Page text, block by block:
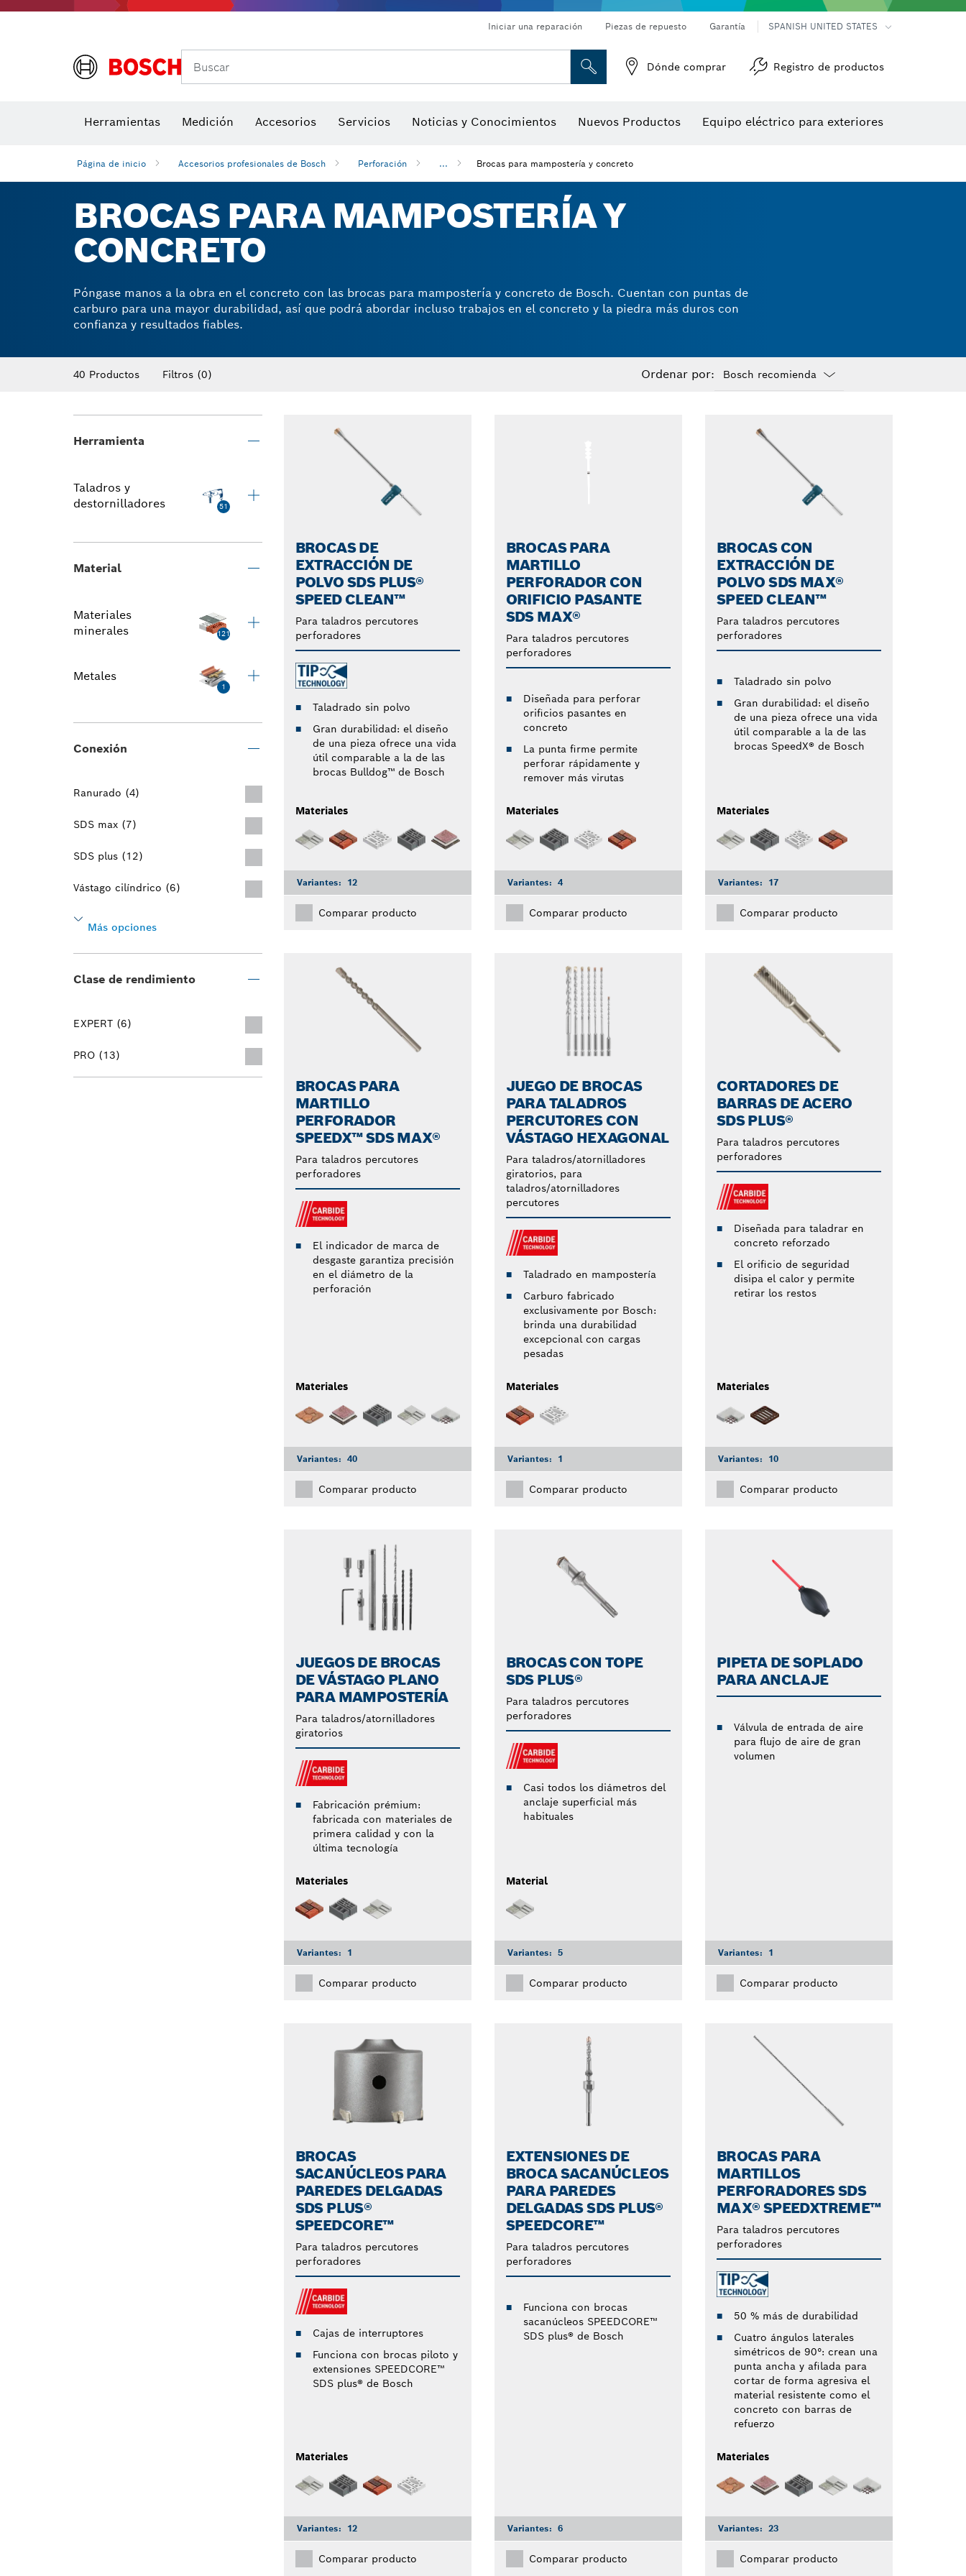
Iniciar una reparación Piezas de repuesto Garantía SPANISH UNITED STATES
Buscar Dónde comprar Registro de productos
Herramientas Medición Accesorios Servicios Noticias y Conocimientos Nuevos Productos Equipo eléctrico para exteriores
Página de inicio Accesorios profesionales de Bosch Perforación ... Brocas para mampostería y concreto
BROCAS PARA MAMPOSTERÍA Y
CONCRETO
Póngase manos a la obra en el concreto con las brocas para mampostería y concreto de Bosch. Cuentan con puntas de
carburo para una mayor durabilidad, así que podrá abordar incluso trabajos en el concreto y la piedra más duros con
confianza y resultados fiables.
40 Productos Filtros (0) Ordenar por:
Herramienta
Taladros y
destornilladores
51
Material
Materiales
minerales
121
Metales
1
Conexión
Ranurado (4)
SDS max (7)
SDS plus (12)
Vástago cilíndrico (6)
Más opciones
Clase de rendimiento
EXPERT (6)
PRO (13)
BROCAS DE
EXTRACCIÓN DE
POLVO SDS PLUS®
SPEED CLEAN™
Para taladros percutores
perforadores
Taladrado sin polvo
Gran durabilidad: el diseño
de una pieza ofrece una vida
útil comparable a la de las
brocas Bulldog™ de Bosch
Materiales
Variantes: 12
Comparar producto
BROCAS PARA
MARTILLO
PERFORADOR CON
ORIFICIO PASANTE
SDS MAX®
Para taladros percutores
perforadores
Diseñada para perforar
orificios pasantes en
concreto
La punta firme permite
perforar rápidamente y
remover más virutas
Materiales
Variantes: 4
Comparar producto
BROCAS CON
EXTRACCIÓN DE
POLVO SDS MAX®
SPEED CLEAN™
Para taladros percutores
perforadores
Taladrado sin polvo
Gran durabilidad: el diseño
de una pieza ofrece una vida
útil comparable a la de las
brocas SpeedX® de Bosch
Materiales
Variantes: 17
Comparar producto
BROCAS PARA
MARTILLO
PERFORADOR
SPEEDX™ SDS MAX®
Para taladros percutores
perforadores
El indicador de marca de
desgaste garantiza precisión
en el diámetro de la
perforación
Materiales
Variantes: 40
Comparar producto
JUEGO DE BROCAS
PARA TALADROS
PERCUTORES CON
VÁSTAGO HEXAGONAL
Para taladros/atornilladores
giratorios, para
taladros/atornilladores
percutores
Taladrado en mampostería
Carburo fabricado
exclusivamente por Bosch:
brinda una durabilidad
excepcional con cargas
pesadas
Materiales
Variantes: 1
Comparar producto
CORTADORES DE
BARRAS DE ACERO
SDS PLUS®
Para taladros percutores
perforadores
Diseñada para taladrar en
concreto reforzado
El orificio de seguridad
disipa el calor y permite
retirar los restos
Materiales
Variantes: 10
Comparar producto
JUEGOS DE BROCAS
DE VÁSTAGO PLANO
PARA MAMPOSTERÍA
Para taladros/atornilladores
giratorios
Fabricación prémium:
fabricada con materiales de
primera calidad y con la
última tecnología
Materiales
Variantes: 1
Comparar producto
BROCAS CON TOPE
SDS PLUS®
Para taladros percutores
perforadores
Casi todos los diámetros del
anclaje superficial más
habituales
Material
Variantes: 5
Comparar producto
PIPETA DE SOPLADO
PARA ANCLAJE
Válvula de entrada de aire
para flujo de aire de gran
volumen
Variantes: 1
Comparar producto
BROCAS
SACANÚCLEOS PARA
PAREDES DELGADAS
SDS PLUS®
SPEEDCORE™
Para taladros percutores
perforadores
Cajas de interruptores
Funciona con brocas piloto y
extensiones SPEEDCORE™
SDS plus® de Bosch
Materiales
Variantes: 12
Comparar producto
EXTENSIONES DE
BROCA SACANÚCLEOS
PARA PAREDES
DELGADAS SDS PLUS®
SPEEDCORE™
Para taladros percutores
perforadores
Funciona con brocas
sacanúcleos SPEEDCORE™
SDS plus® de Bosch
Variantes: 6
Comparar producto
BROCAS PARA
MARTILLOS
PERFORADORES SDS
MAX® SPEEDXTREME™
Para taladros percutores
perforadores
50 % más de durabilidad
Cuatro ángulos laterales
simétricos de 90°: crean una
punta ancha y afilada para
cortar de forma agresiva el
material resistente como el
concreto con barras de
refuerzo
Materiales
Variantes: 23
Comparar producto